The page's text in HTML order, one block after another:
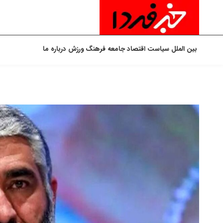
بین الملل سیاست اقتصادجامعه فرهنگورزش درباره ما